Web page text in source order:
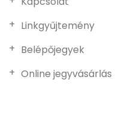
Linkgyűjtemény
Belépőjegyek
Online jegyvásárlás